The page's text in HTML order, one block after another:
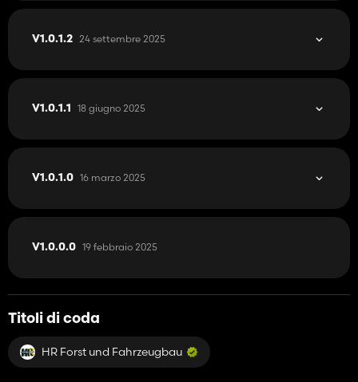
V1.0.1.2 24 settembre 2025
V1.0.1.1 18 giugno 2025
V1.0.1.0 16 marzo 2025
V1.0.0.0 19 febbraio 2025
Titoli di coda
HR Forst und Fahrzeugbau